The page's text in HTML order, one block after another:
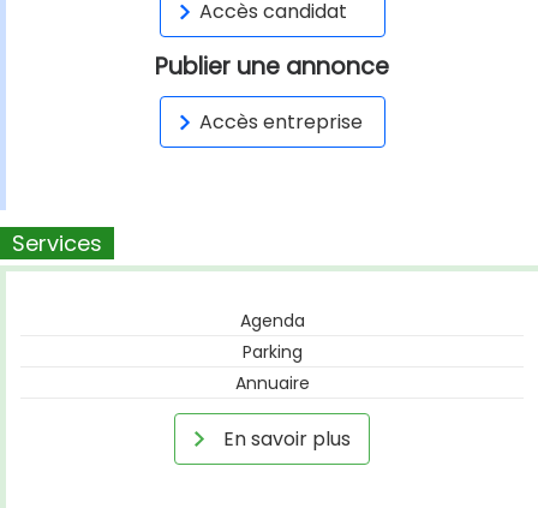
Accès candidat
Publier une annonce
Accès entreprise
Services
Agenda
Parking
Annuaire
En savoir plus